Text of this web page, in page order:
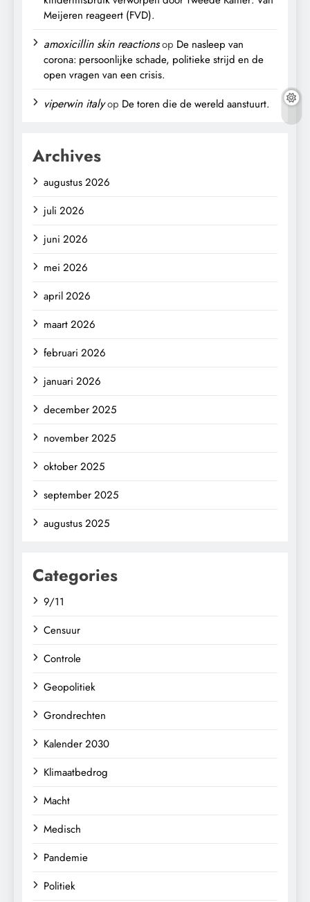
Meijeren reageert (FVD).
amoxicillin skin reactionsop De nasleep van
corona: persoonlijke schade, politieke strijd en de
open vragen van een crisis.
viperwin italyop De toren die de wereld aanstuurt.
Archives
augustus 2026
juli 2026
juni 2026
mei 2026
april 2026
maart 2026
februari 2026
januari 2026
december 2025
november 2025
oktober 2025
september 2025
augustus 2025
Categories
9/11
Censuur
Controle
Geopolitiek
Grondrechten
Kalender 2030
Klimaatbedrog
Macht
Medisch
Pandemie
Politiek